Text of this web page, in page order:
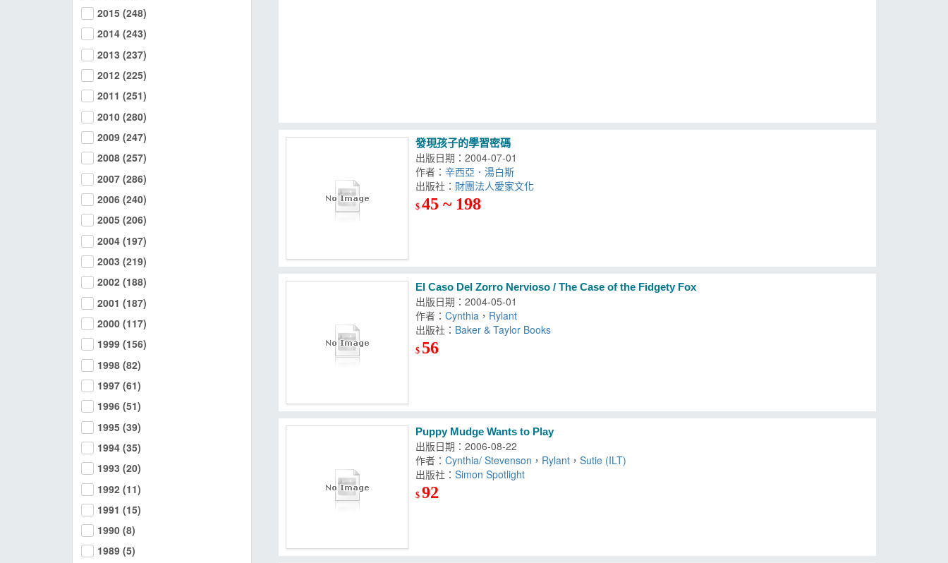
發現孩子的學習密碼
出版日期：2004-07-01
作者：辛西亞．湯白斯
出版社： 財團法人愛家文化
$45 ~ 198
El Caso Del Zorro Nervioso / The Case of the Fidgety Fox
出版日期：2004-05-01
作者：Cynthia ， Rylant
出版社： Baker & Taylor Books
$ 56
Puppy Mudge Wants to Play
出版日期：2006-08-22
作者：Cynthia/ Stevenson ， Rylant ，Sutie (ILT)
出版社：Simon Spotlight
$ 92
2015 (248)
2014 (243)
2013 (237)
2012 (225)
2011 (251)
2010 (280)
2009 (247)
2008 (257)
2007 (286)
2006 (240)
2005 (206)
2004 (197)
2003 (219)
2002 (188)
2001 (187)
2000 (117)
1999 (156)
1998 (82)
1997 (61)
1996 (51)
1995 (39)
1994 (35)
1993 (20)
1992 (11)
1991 (15)
1990 (8)
1989 (5)